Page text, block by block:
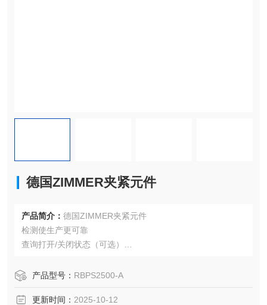
德国ZIMMER夹紧元件
产品简介： 德国ZIMMER夹紧元件
检测使生产更可靠
查询打开/关闭状态（可选）
通过弹簧蓄能
产品型号： RBPS2500-A
更新时间： 2025-10-12